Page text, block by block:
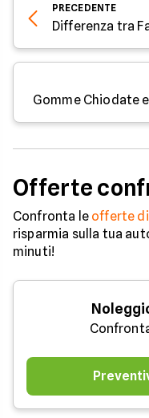
PRECEDENTE
Differenza tra
Offerte
Confronta le offerte
risparmia sulla tua
minuti!